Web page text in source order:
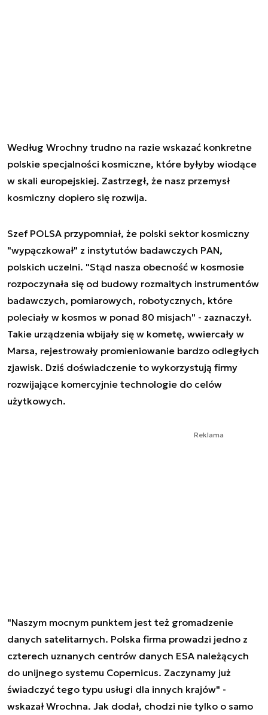
Według Wrochny trudno na razie wskazać konkretne
polskie specjalności kosmiczne, które byłyby wiodące
w skali europejskiej. Zastrzegł, że nasz przemysł
kosmiczny dopiero się rozwija.
Szef POLSA przypomniał, że polski sektor kosmiczny
"wypączkował" z instytutów badawczych PAN,
polskich uczelni. "Stąd nasza obecność w kosmosie
rozpoczynała się od budowy rozmaitych instrumentów
badawczych, pomiarowych, robotycznych, które
poleciały w kosmos w ponad 80 misjach" - zaznaczył.
Takie urządzenia wbijały się w kometę, wwiercały w
Marsa, rejestrowały promieniowanie bardzo odległych
zjawisk. Dziś doświadczenie to wykorzystują firmy
rozwijające komercyjnie technologie do celów
użytkowych.
Reklama
"Naszym mocnym punktem jest też gromadzenie
danych satelitarnych. Polska firma prowadzi jedno z
czterech uznanych centrów danych ESA należących
do unijnego systemu Copernicus. Zaczynamy już
świadczyć tego typu usługi dla innych krajów" -
wskazał Wrochna. Jak dodał, chodzi nie tylko o samo